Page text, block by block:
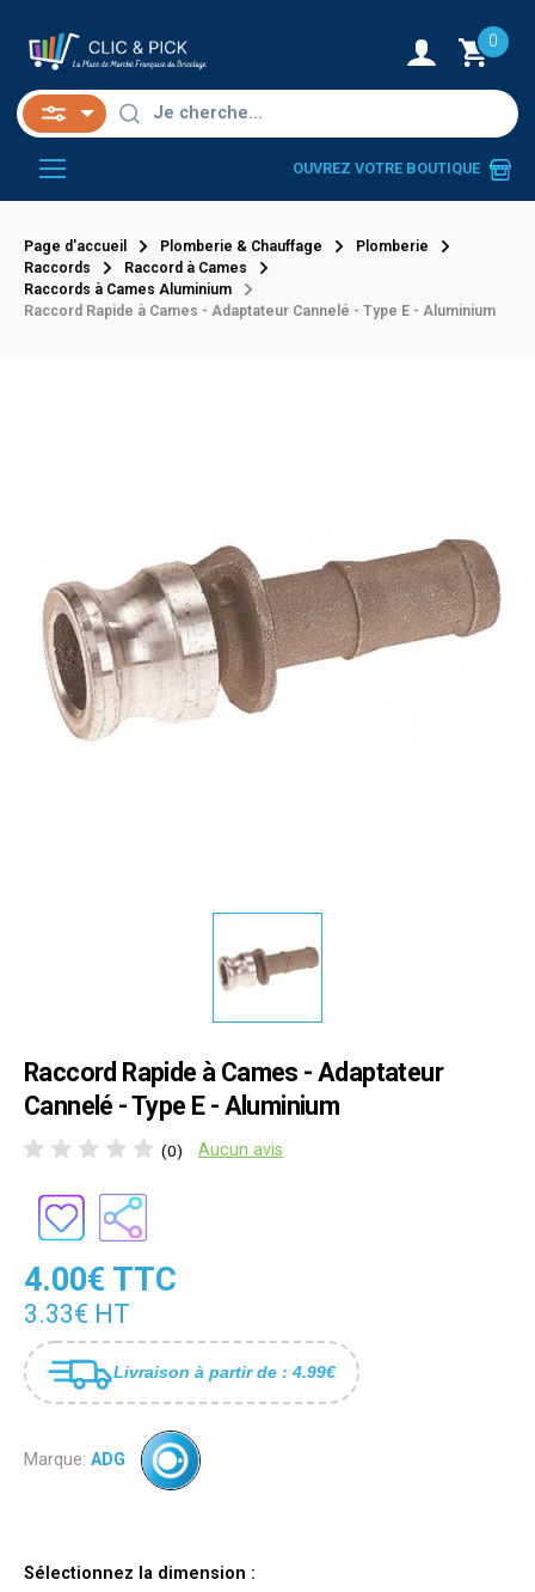
0
OUVREZ VOTRE BOUTIQUE
Page d'accueil Plomberie & Chauffage
Plomberie
Raccords
Raccord à Cames
Raccords à Cames Aluminium
Raccord Rapide à Cames - Adaptateur Cannelé - Type E - Aluminium
Raccord Rapide à Cames - Adaptateur
Cannelé - Type E - Aluminium
(0) Aucun avis
4.00€ TTC
3.33€ HT
Livraison à partir de : 4.99€
Marque: ADG
Sélectionnez la dimension :